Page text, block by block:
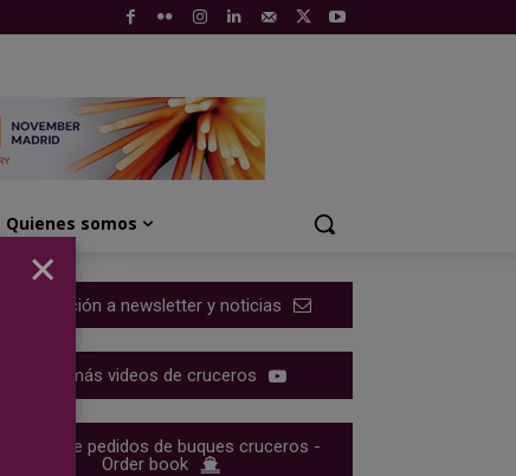
Quienes somos
Suscripción a newsletter y noticias
Ver más videos de cruceros
Cartera de pedidos de buques cruceros -
Order book
×